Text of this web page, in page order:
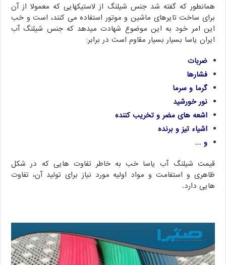
همانطور که گفته شد جنس شیلنگ از لاستیکهایی که معمولا از آن
برای ساخت تایرهای ماشین و موتور استفاده می کنند، است و خب
این امر خود به این موضوع شهادت میدهد که جنس شیلنگ آب
ایران یاسا بسیار بسیار مقاوم است در برابر:
ضربات
فشارها
گرما و سرما
نور خورشید
اشعه های مضر و تخریب کننده
اشیاء تیز و برنده
و …
قیمت شیلنگ آب یاسا خب به خاطر تفاوت هایی که در شکل
ظاهری و استفامت و مواد اولیه مورد نیاز برای تولید آن، تفاوت
هایی دارد.